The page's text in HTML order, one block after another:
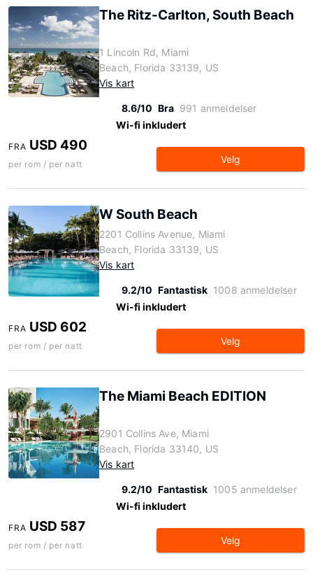
The Ritz-Carlton, South Beach
1 Lincoln Rd, Miami
Beach, Florida 33139, US
Vis kart
8.6/10 Bra 991 anmeldelser
Wi-fi inkludert
FRA USD 490
per rom / per natt Velg
W South Beach
2201 Collins Avenue, Miami
Beach, Florida 33139, US
Vis kart
9.2/10 Fantastisk 1008 anmeldelser
Wi-fi inkludert
FRA USD 602
per rom / per natt Velg
The Miami Beach EDITION
2901 Collins Ave, Miami
Beach, Florida 33140, US
Vis kart
9.2/10 Fantastisk 1005 anmeldelser
Wi-fi inkludert
FRA USD 587
per rom / per natt Velg